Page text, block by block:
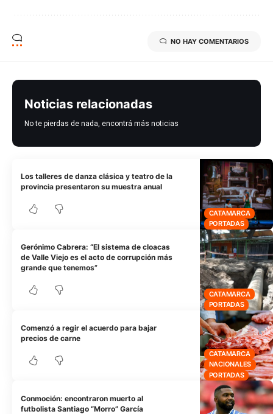
NO HAY COMENTARIOS
Noticias relacionadas
No te pierdas de nada, encontrá más noticias
CATAMARCA
PORTADAS
Los talleres de danza clásica y teatro de la
provincia presentaron su muestra anual
CATAMARCA
PORTADAS
Gerónimo Cabrera: “El sistema de cloacas
de Valle Viejo es el acto de corrupción más
grande que tenemos”
CATAMARCA
NACIONALES
PORTADAS
Comenzó a regir el acuerdo para bajar
precios de carne
Conmoción: encontraron muerto al
futbolista Santiago “Morro” García